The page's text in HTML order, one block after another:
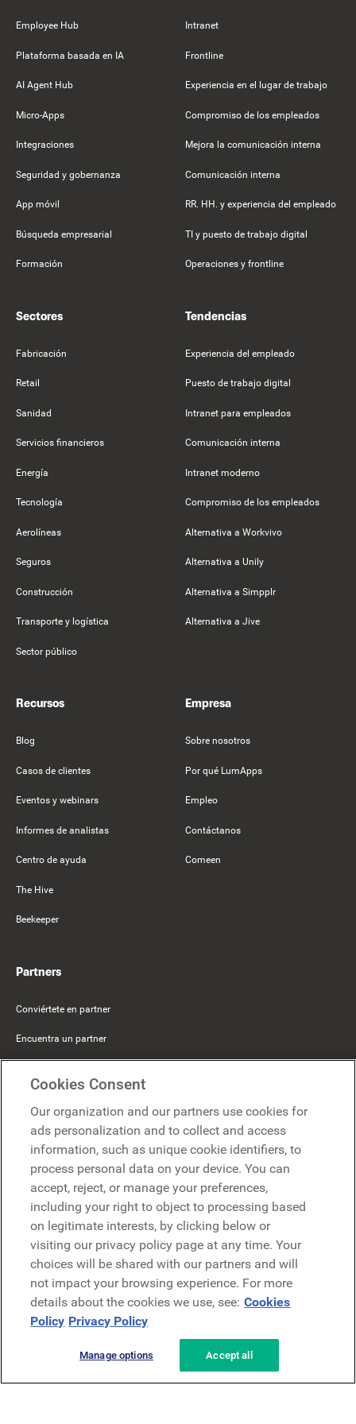
Employee Hub
Plataforma basada en IA
AI Agent Hub
Micro-Apps
Integraciones
Seguridad y gobernanza
App móvil
Búsqueda empresarial
Formación
Intranet
Frontline
Experiencia en el lugar de trabajo
Compromiso de los empleados
Mejora la comunicación interna
Comunicación interna
RR. HH. y experiencia del empleado
TI y puesto de trabajo digital
Operaciones y frontline
Sectores
Fabricación
Retail
Sanidad
Servicios financieros
Energía
Tecnología
Aerolíneas
Seguros
Construcción
Transporte y logística
Sector público
Tendencias
Experiencia del empleado
Puesto de trabajo digital
Intranet para empleados
Comunicación interna
Intranet moderno
Compromiso de los empleados
Alternativa a Workvivo
Alternativa a Unily
Alternativa a Simpplr
Alternativa a Jive
Recursos
Blog
Casos de clientes
Eventos y webinars
Informes de analistas
Centro de ayuda
The Hive
Beekeeper
Empresa
Sobre nosotros
Por qué LumApps
Empleo
Contáctanos
Comeen
Partners
Conviértete en partner
Encuentra un partner
Microsoft
Solicitar una demo
Solicitar una demo
Contáctanos
Contáctanos
Política de privacidad Aviso legal Términos y condiciones
Cookies Consent
Our organization and our partners use cookies for
ads personalization and to collect and access
information, such as unique cookie identifiers, to
process personal data on your device. You can
accept, reject, or manage your preferences,
including your right to object to processing based
on legitimate interests, by clicking below or
visiting our privacy policy page at any time. Your
choices will be shared with our partners and will
not impact your browsing experience. For more
details about the cookies we use, see: Cookies
Policy Privacy Policy
Manage options Accept all